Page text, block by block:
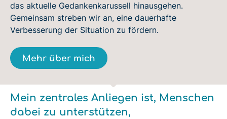
das aktuelle Gedankenkarussell hinausgehen.
Gemeinsam streben wir an, eine dauerhafte
Verbesserung der Situation zu fördern.
Mehr über mich
Mein zentrales Anliegen ist, Menschen
dabei zu unterstützen,